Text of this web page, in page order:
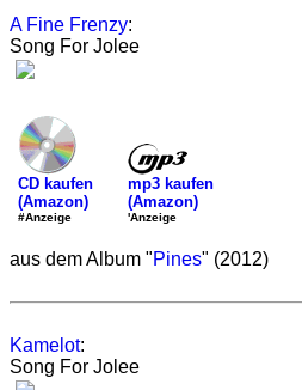
A Fine Frenzy:
Song For Jolee
CD kaufen
(Amazon)
#Anzeige
mp3 kaufen
(Amazon)
'Anzeige
aus dem Album "Pines" (2012)
Kamelot:
Song For Jolee